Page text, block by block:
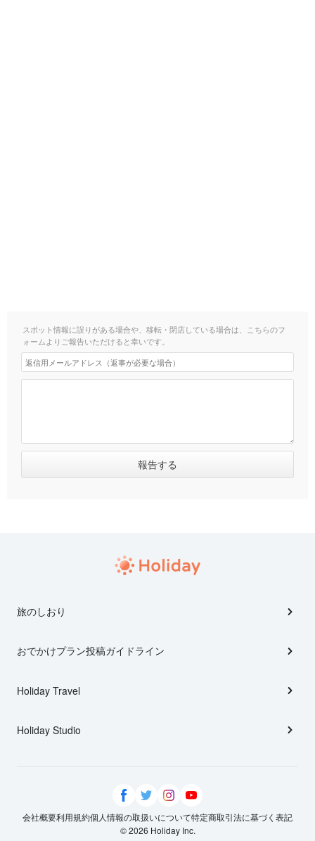
スポット情報に誤りがある場合や、移転・閉店している場合は、こちらのフ
ォームよりご報告いただけると幸いです。
旅のしおり
おでかけプラン投稿ガイドライン
Holiday Travel
Holiday Studio
会社概要利用規約個人情報の取扱いについて特定商取引法に基づく表記
© 2026 Holiday Inc.